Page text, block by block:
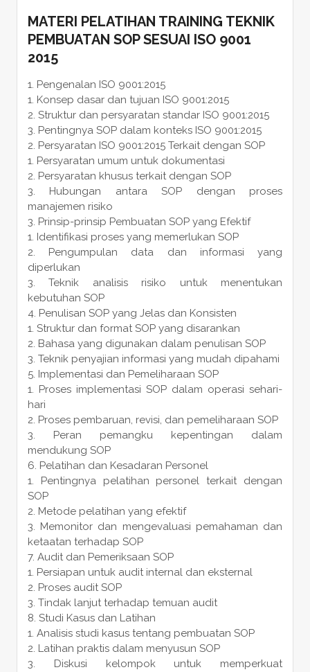
MATERI PELATIHAN TRAINING TEKNIK
PEMBUATAN SOP SESUAI ISO 9001
2015
Pengenalan ISO 9001:2015
Konsep dasar dan tujuan ISO 9001:2015
Struktur dan persyaratan standar ISO 9001:2015
Pentingnya SOP dalam konteks ISO 9001:2015
Persyaratan ISO 9001:2015 Terkait dengan SOP
Persyaratan umum untuk dokumentasi
Persyaratan khusus terkait dengan SOP
Hubungan antara SOP dengan proses
manajemen risiko
Prinsip-prinsip Pembuatan SOP yang Efektif
Identifikasi proses yang memerlukan SOP
Pengumpulan data dan informasi yang
diperlukan
Teknik analisis risiko untuk menentukan
kebutuhan SOP
Penulisan SOP yang Jelas dan Konsisten
Struktur dan format SOP yang disarankan
Bahasa yang digunakan dalam penulisan SOP
Teknik penyajian informasi yang mudah dipahami
Implementasi dan Pemeliharaan SOP
Proses implementasi SOP dalam operasi sehari-
hari
Proses pembaruan, revisi, dan pemeliharaan SOP
Peran pemangku kepentingan dalam
mendukung SOP
Pelatihan dan Kesadaran Personel
Pentingnya pelatihan personel terkait dengan
SOP
Metode pelatihan yang efektif
Memonitor dan mengevaluasi pemahaman dan
ketaatan terhadap SOP
Audit dan Pemeriksaan SOP
Persiapan untuk audit internal dan eksternal
Proses audit SOP
Tindak lanjut terhadap temuan audit
Studi Kasus dan Latihan
Analisis studi kasus tentang pembuatan SOP
Latihan praktis dalam menyusun SOP
Diskusi kelompok untuk memperkuat